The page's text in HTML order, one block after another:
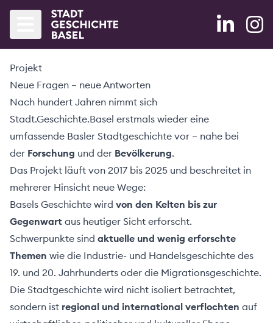
Startseite
Agenda
Bände
Blog
Partner
Projekt
Forschung
Über
uns
Projekt
Neue Fragen – neue Antworten
Nach hundert Jahren nimmt sich
Stadt.Geschichte.Basel erstmals wieder eine
umfassende Basler Stadtgeschichte vor – nahe bei
der Forschung und der Bevölkerung.
Das Projekt läuft von 2017 bis 2025 und beschreitet in
mehrerer Hinsicht neue Wege:
Basels Geschichte wird von den Kelten bis zur
Gegenwart aus heutiger Sicht erforscht.
Schwerpunkte sind aktuelle und wenig erforschte
Themen wie die Industrie- und Handelsgeschichte des
19. und 20. Jahrhunderts oder die Migrationsgeschichte.
Die Stadtgeschichte wird nicht isoliert betrachtet,
sondern ist regional und international verflochten auf